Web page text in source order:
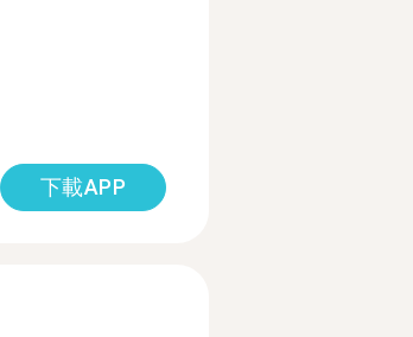
下載APP